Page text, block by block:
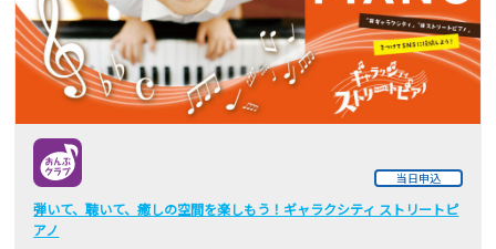
当日申込
弾いて、聴いて、癒しの空間を楽しもう！ギャラクシティ ストリートピ
アノ